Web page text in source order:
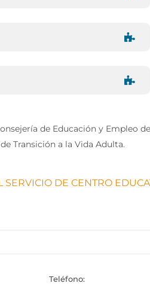
de Educación y Empleo
Transición a la Vida Adulta.
SERVICIO DE CENTRO
Teléfono: